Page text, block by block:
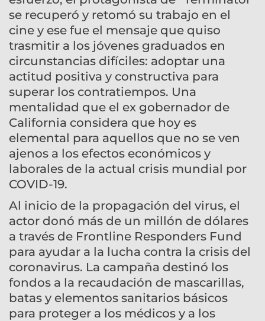
se recuperó y retomó su trabajo en el
cine y ese fue el mensaje que quiso
trasmitir a los jóvenes graduados en
circunstancias difíciles: adoptar una
actitud positiva y constructiva para
superar los contratiempos. Una
mentalidad que el ex gobernador de
California considera que hoy es
elemental para aquellos que no se ven
ajenos a los efectos económicos y
laborales de la actual crisis mundial por
COVID-19.
Al inicio de la propagación del virus, el
actor donó más de un millón de dólares
a través de Frontline Responders Fund
para ayudar a la lucha contra la crisis del
coronavirus. La campaña destinó los
fondos a la recaudación de mascarillas,
batas y elementos sanitarios básicos
para proteger a los médicos y a los